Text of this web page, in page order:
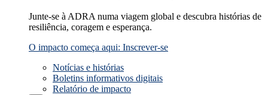
Junte-se à ADRA numa viagem global e descubra histórias de
resiliência, coragem e esperança.
O impacto começa aqui: Inscrever-se
Notícias e histórias
Boletins informativos digitais
Relatório de impacto